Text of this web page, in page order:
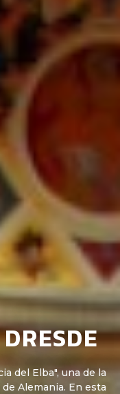
del Elba", una de la
Alemania. En esta